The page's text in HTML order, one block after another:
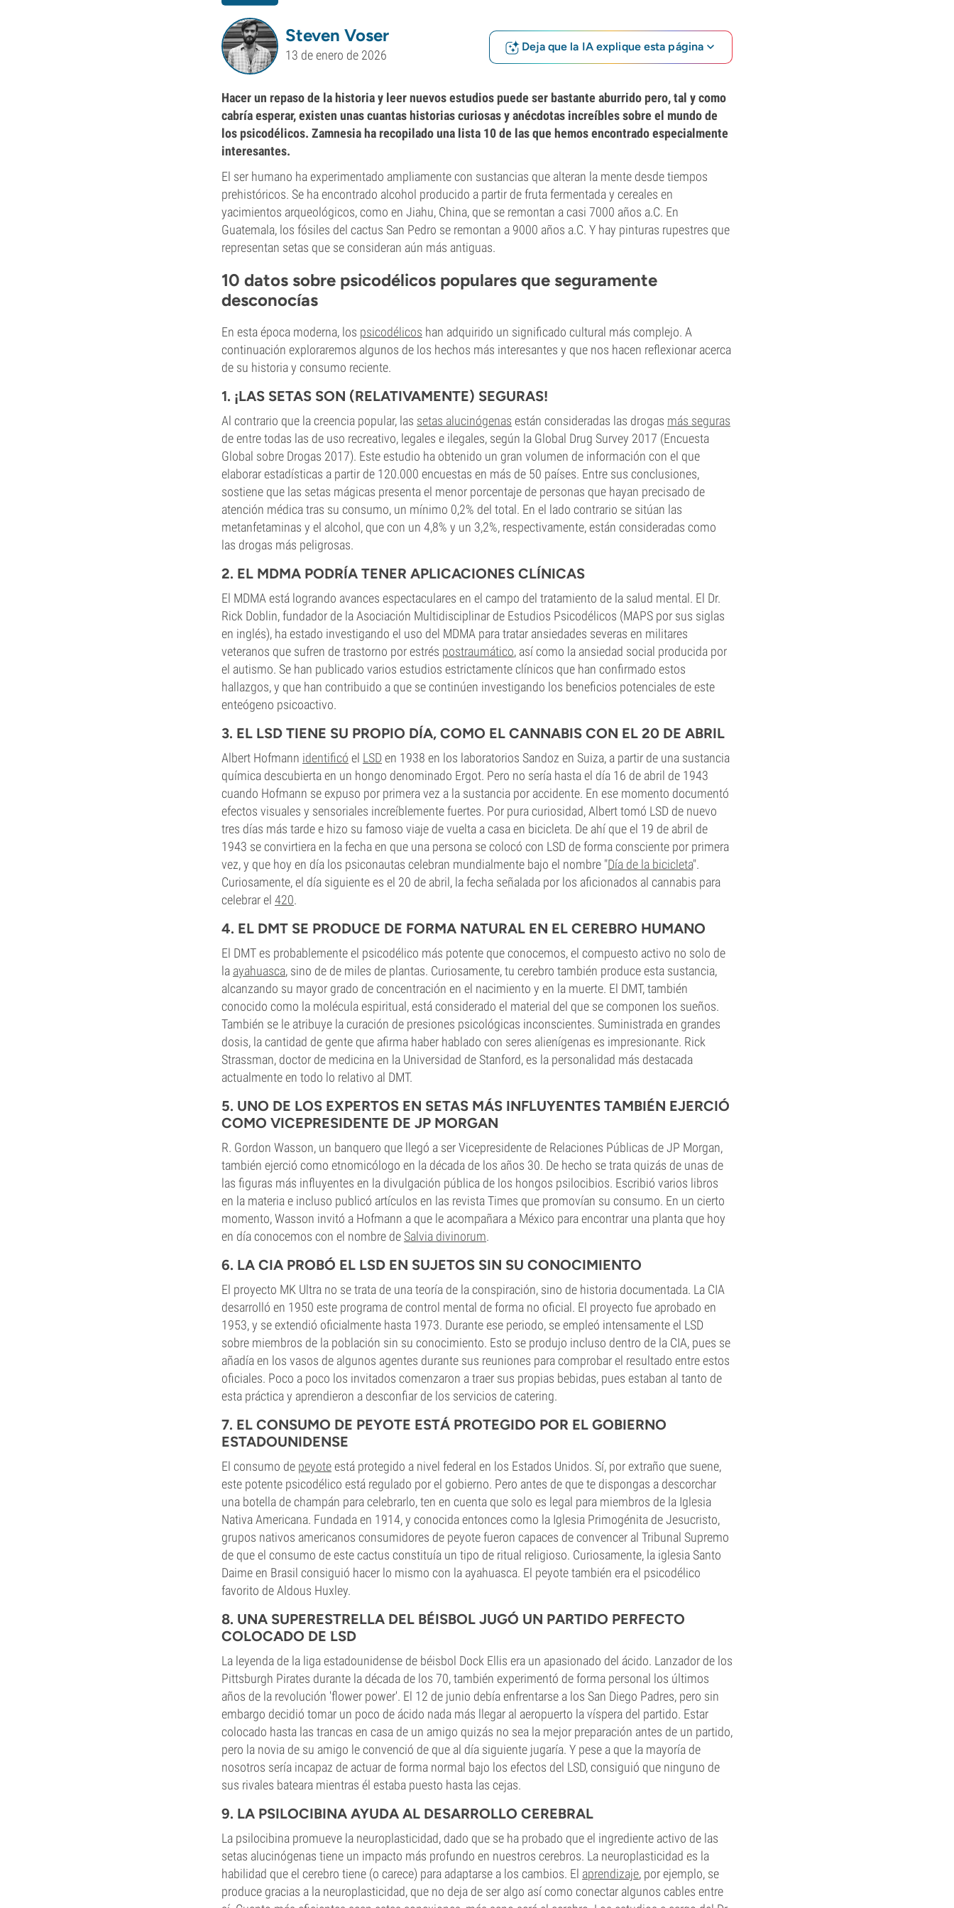
Steven Voser
13 de enero de 2026
Deja que la IA explique esta página
Hacer un repaso de la historia y leer nuevos estudios puede ser bastante aburrido pero, tal y como
cabría esperar, existen unas cuantas historias curiosas y anécdotas increíbles sobre el mundo de
los psicodélicos. Zamnesia ha recopilado una lista 10 de las que hemos encontrado especialmente
interesantes.
El ser humano ha experimentado ampliamente con sustancias que alteran la mente desde tiempos
prehistóricos. Se ha encontrado alcohol producido a partir de fruta fermentada y cereales en
yacimientos arqueológicos, como en Jiahu, China, que se remontan a casi 7000 años a.C. En
Guatemala, los fósiles del cactus San Pedro se remontan a 9000 años a.C. Y hay pinturas rupestres que
representan setas que se consideran aún más antiguas.
10 datos sobre psicodélicos populares que seguramente
desconocías
En esta época moderna, los psicodélicos han adquirido un significado cultural más complejo. A
continuación exploraremos algunos de los hechos más interesantes y que nos hacen reflexionar acerca
de su historia y consumo reciente.
1. ¡LAS SETAS SON (RELATIVAMENTE) SEGURAS!
Al contrario que la creencia popular, las setas alucinógenas están consideradas las drogas más seguras
de entre todas las de uso recreativo, legales e ilegales, según la Global Drug Survey 2017 (Encuesta
Global sobre Drogas 2017). Este estudio ha obtenido un gran volumen de información con el que
elaborar estadísticas a partir de 120.000 encuestas en más de 50 países. Entre sus conclusiones,
sostiene que las setas mágicas presenta el menor porcentaje de personas que hayan precisado de
atención médica tras su consumo, un mínimo 0,2% del total. En el lado contrario se sitúan las
metanfetaminas y el alcohol, que con un 4,8% y un 3,2%, respectivamente, están consideradas como
las drogas más peligrosas.
2. EL MDMA PODRÍA TENER APLICACIONES CLÍNICAS
El MDMA está logrando avances espectaculares en el campo del tratamiento de la salud mental. El Dr.
Rick Doblin, fundador de la Asociación Multidisciplinar de Estudios Psicodélicos (MAPS por sus siglas
en inglés), ha estado investigando el uso del MDMA para tratar ansiedades severas en militares
veteranos que sufren de trastorno por estrés postraumático, así como la ansiedad social producida por
el autismo. Se han publicado varios estudios estrictamente clínicos que han confirmado estos
hallazgos, y que han contribuido a que se continúen investigando los beneficios potenciales de este
enteógeno psicoactivo.
3. EL LSD TIENE SU PROPIO DÍA, COMO EL CANNABIS CON EL 20 DE ABRIL
Albert Hofmann identificó el LSD en 1938 en los laboratorios Sandoz en Suiza, a partir de una sustancia
química descubierta en un hongo denominado Ergot. Pero no sería hasta el día 16 de abril de 1943
cuando Hofmann se expuso por primera vez a la sustancia por accidente. En ese momento documentó
efectos visuales y sensoriales increíblemente fuertes. Por pura curiosidad, Albert tomó LSD de nuevo
tres días más tarde e hizo su famoso viaje de vuelta a casa en bicicleta. De ahí que el 19 de abril de
1943 se convirtiera en la fecha en que una persona se colocó con LSD de forma consciente por primera
vez, y que hoy en día los psiconautas celebran mundialmente bajo el nombre "Día de la bicicleta".
Curiosamente, el día siguiente es el 20 de abril, la fecha señalada por los aficionados al cannabis para
celebrar el 420.
4. EL DMT SE PRODUCE DE FORMA NATURAL EN EL CEREBRO HUMANO
El DMT es probablemente el psicodélico más potente que conocemos, el compuesto activo no solo de
la ayahuasca, sino de de miles de plantas. Curiosamente, tu cerebro también produce esta sustancia,
alcanzando su mayor grado de concentración en el nacimiento y en la muerte. El DMT, también
conocido como la molécula espiritual, está considerado el material del que se componen los sueños.
También se le atribuye la curación de presiones psicológicas inconscientes. Suministrada en grandes
dosis, la cantidad de gente que afirma haber hablado con seres alienígenas es impresionante. Rick
Strassman, doctor de medicina en la Universidad de Stanford, es la personalidad más destacada
actualmente en todo lo relativo al DMT.
5. UNO DE LOS EXPERTOS EN SETAS MÁS INFLUYENTES TAMBIÉN EJERCIÓ
COMO VICEPRESIDENTE DE JP MORGAN
R. Gordon Wasson, un banquero que llegó a ser Vicepresidente de Relaciones Públicas de JP Morgan,
también ejerció como etnomicólogo en la década de los años 30. De hecho se trata quizás de unas de
las figuras más influyentes en la divulgación pública de los hongos psilocibios. Escribió varios libros
en la materia e incluso publicó artículos en las revista Times que promovían su consumo. En un cierto
momento, Wasson invitó a Hofmann a que le acompañara a México para encontrar una planta que hoy
en día conocemos con el nombre de Salvia divinorum.
6. LA CIA PROBÓ EL LSD EN SUJETOS SIN SU CONOCIMIENTO
El proyecto MK Ultra no se trata de una teoría de la conspiración, sino de historia documentada. La CIA
desarrolló en 1950 este programa de control mental de forma no oficial. El proyecto fue aprobado en
1953, y se extendió oficialmente hasta 1973. Durante ese periodo, se empleó intensamente el LSD
sobre miembros de la población sin su conocimiento. Esto se produjo incluso dentro de la CIA, pues se
añadía en los vasos de algunos agentes durante sus reuniones para comprobar el resultado entre estos
oficiales. Poco a poco los invitados comenzaron a traer sus propias bebidas, pues estaban al tanto de
esta práctica y aprendieron a desconfiar de los servicios de catering.
7. EL CONSUMO DE PEYOTE ESTÁ PROTEGIDO POR EL GOBIERNO
ESTADOUNIDENSE
El consumo de peyoteestá protegido a nivel federal en los Estados Unidos. Sí, por extraño que suene,
este potente psicodélico está regulado por el gobierno. Pero antes de que te dispongas a descorchar
una botella de champán para celebrarlo, ten en cuenta que solo es legal para miembros de la Iglesia
Nativa Americana. Fundada en 1914, y conocida entonces como la Iglesia Primogénita de Jesucristo,
grupos nativos americanos consumidores de peyote fueron capaces de convencer al Tribunal Supremo
de que el consumo de este cactus constituía un tipo de ritual religioso. Curiosamente, la iglesia Santo
Daime en Brasil consiguió hacer lo mismo con la ayahuasca. El peyote también era el psicodélico
favorito de Aldous Huxley.
8. UNA SUPERESTRELLA DEL BÉISBOL JUGÓ UN PARTIDO PERFECTO
COLOCADO DE LSD
La leyenda de la liga estadounidense de béisbol Dock Ellis era un apasionado del ácido. Lanzador de los
Pittsburgh Pirates durante la década de los 70, también experimentó de forma personal los últimos
años de la revolución 'flower power'. El 12 de junio debía enfrentarse a los San Diego Padres, pero sin
embargo decidió tomar un poco de ácido nada más llegar al aeropuerto la víspera del partido. Estar
colocado hasta las trancas en casa de un amigo quizás no sea la mejor preparación antes de un partido,
pero la novia de su amigo le convenció de que al día siguiente jugaría. Y pese a que la mayoría de
nosotros sería incapaz de actuar de forma normal bajo los efectos del LSD, consiguió que ninguno de
sus rivales bateara mientras él estaba puesto hasta las cejas.
9. LA PSILOCIBINA AYUDA AL DESARROLLO CEREBRAL
La psilocibina promueve la neuroplasticidad, dado que se ha probado que el ingrediente activo de las
setas alucinógenas tiene un impacto más profundo en nuestros cerebros. La neuroplasticidad es la
habilidad que el cerebro tiene (o carece) para adaptarse a los cambios. El aprendizaje, por ejemplo, se
produce gracias a la neuroplasticidad, que no deja de ser algo así como conectar algunos cables entre